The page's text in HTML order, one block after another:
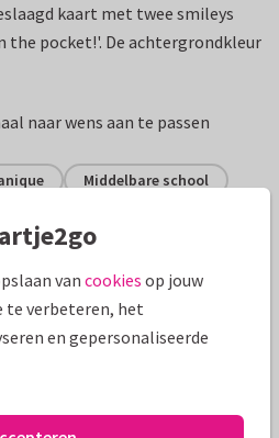
kaart met twee smileys
the pocket!'. De achtergrondkleur
naar wens aan te passen
Middelbare school
luxe papiersoorten
van cookies op jouw
te verbeteren, het
en gepersonaliseerde